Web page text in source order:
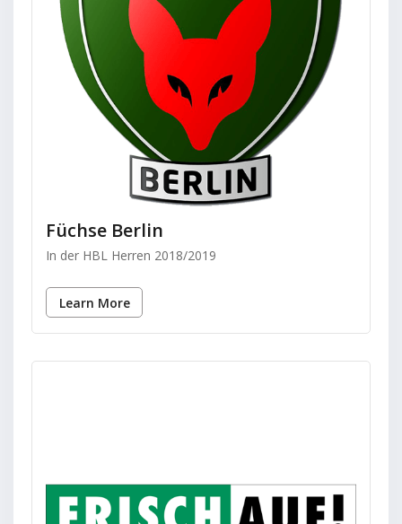
Füchse Berlin
In der HBL Herren 2018/2019
Learn More